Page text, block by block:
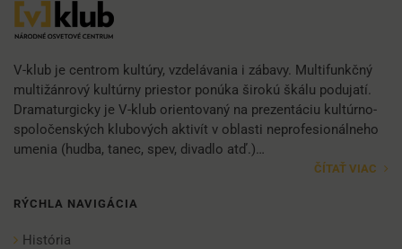
V-klub je centrom kultúry, vzdelávania i zábavy. Multifunkčný
multižánrový kultúrny priestor ponúka širokú škálu podujatí.
Dramaturgicky je V-klub orientovaný na prezentáciu kultúrno-
spoločenských klubových aktivít v oblasti neprofesionálneho
umenia (hudba, tanec, spev, divadlo atď.)…
ČÍTAŤ VIAC
RÝCHLA NAVIGÁCIA
História